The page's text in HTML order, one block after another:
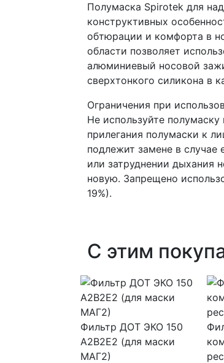
Полумаска Spirotek для
конструктивных
обтюрации и комфорта в
области позволяет
алюминиевый носовой
сверхтонкого силикона в
Ограничения при
Не используйте
прилегания полумаски к
подлежит замене в случае
или затруднении дыхания
новую. Запрещено
19%).
С этим
Фильтр ДОТ ЭКО 150
А2В2Е2 (для маски
МАГ2)